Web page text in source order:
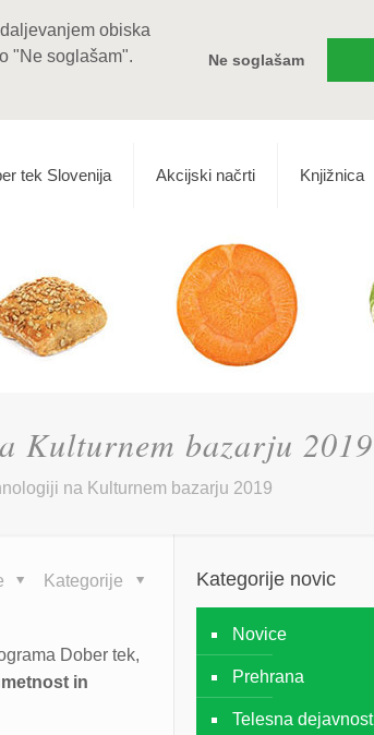
obiska
"Ne soglašam".
Ne soglašam
tek Slovenija Akcijski načrti Knjižnica
Kulturnem bazarju 2019
na Kulturnem bazarju 2019
Kategorije
Dober tek,
in
Kategorije novic
Novice
Prehrana
Telesna dejavnost